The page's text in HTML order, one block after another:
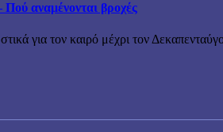
Πού αναμένονται βροχές
για τον καιρό μέχρι τον